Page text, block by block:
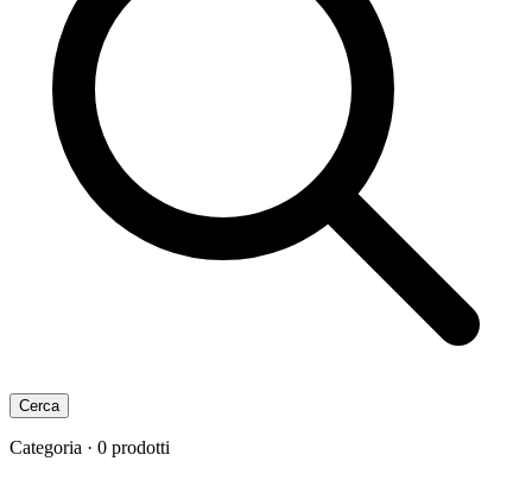
Cerca
Categoria · 0 prodotti